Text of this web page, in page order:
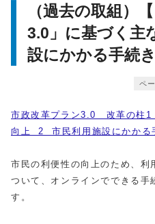
（過去の取組）
3.0」に基づく主
設にかかる手続
ペ
市政改革プラン3.0 改革の柱
向上 2 市民利用施設にかかる
市民の利便性の向上のため、利
ついて、オンラインでできる手
す。